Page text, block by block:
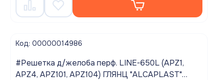
Код: 00000014986
#Решетка д/желоба перф. LINE-650L (APZ1,
APZ4, APZ101, APZ104) ГЛЯНЦ "ALCAPLAST"